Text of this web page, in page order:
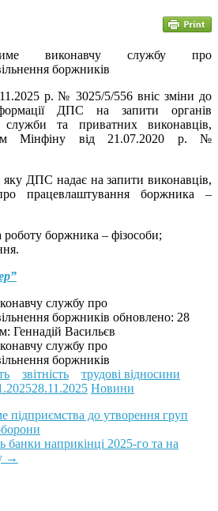
р. № 3025/5/556 вніс зміни до
ДПС на запити органів
служби та приватних виконавців,
Мінфіну від 21.07.2020 р. №
яку ДПС надає на запити виконавців,
працевлаштування боржника –
роботу боржника – фізособи;
службу про
боржників обновлено: 28
Геннадій Васильєв
службу про
боржників
звітність
трудові відносини
28.11.2025 Новини
підприємства до утворення груп
наприкінці 2025-го та на
→